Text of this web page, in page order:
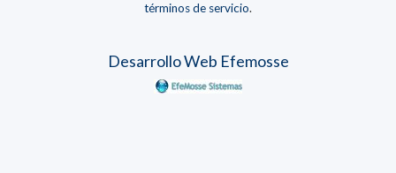
términos de servicio.
Desarrollo Web Efemosse